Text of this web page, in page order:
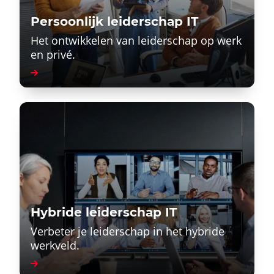
Persoonlijk leiderschap IT
Het ontwikkelen van leiderschap op werk
en privé.
Hybride leiderschap IT
Verbeter je leiderschap in het hybride
werkveld.